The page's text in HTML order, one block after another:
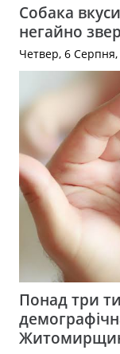
Собака
негайно
Четвер, 6
Понад три